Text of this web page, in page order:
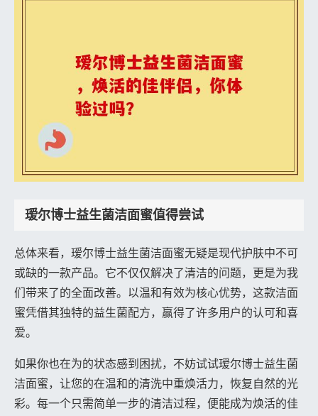
瑷尔博士益生菌洁面蜜值得尝试
总体来看，瑷尔博士益生菌洁面蜜无疑是现代护肤中不可
或缺的一款产品。它不仅仅解决了清洁的问题，更是为我
们带来了的全面改善。以温和有效为核心优势，这款洁面
蜜凭借其独特的益生菌配方，赢得了许多用户的认可和喜
爱。
如果你也在为的状态感到困扰，不妨试试瑷尔博士益生菌
洁面蜜，让您的在温和的清洗中重焕活力，恢复自然的光
彩。每一个只需简单一步的清洁过程，便能成为焕活的佳